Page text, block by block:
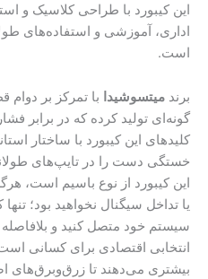
این کیبورد با طراحی کلاسیک و
اداری، آموزشی و استفاده‌های
است.
برند میتسوشیدا
گونه‌ای تولید کرده که در برابر
کلیدهای این کیبورد با ساختار
خستگی دست را در تایپ‌های
این کیبورد از نوع باسیم است،
انتخابی اقتصادی برای کسانی
بیشتری می‌دهند تا زرق‌وبرق‌های